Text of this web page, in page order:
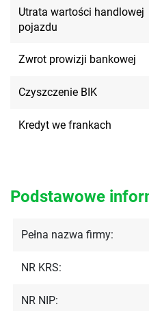
Utrata wartości handlowej
pojazdu
Zwrot prowizji bankowej
Czyszczenie BIK
Kredyt we frankach
Podstawowe
Pełna nazwa firmy:
NR KRS:
NR NIP: